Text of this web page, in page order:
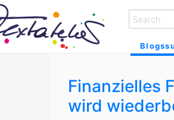
Finanzielles
wird